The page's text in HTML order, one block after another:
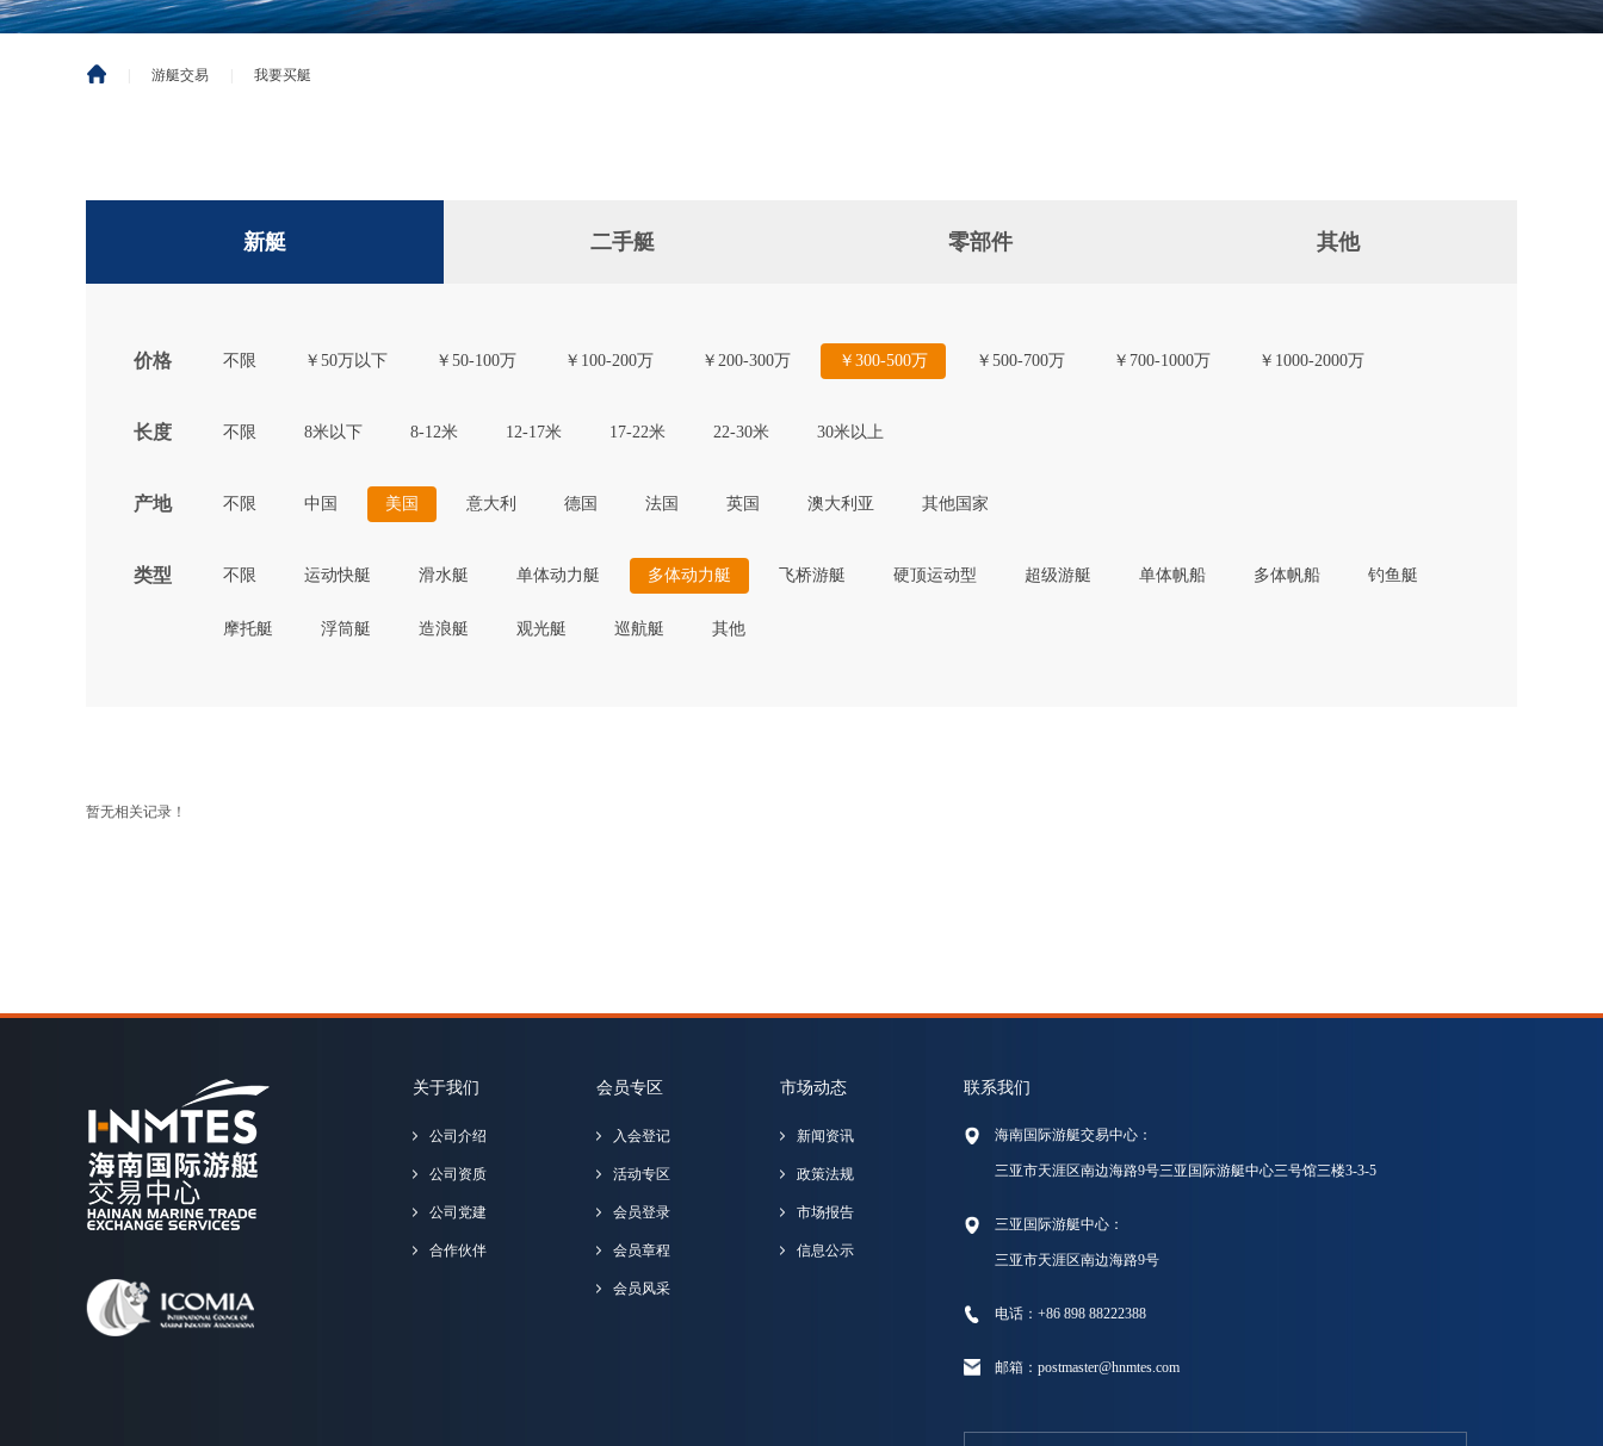
游艇交易 我要买艇
新艇 二手艇 零部件 其他
价格 不限 ￥50万以下 ￥50-100万 ￥100-200万 ￥200-300万 ￥300-500万 ￥500-700万 ￥700-1000万 ￥1000-2000万
长度 不限 8米以下 8-12米 12-17米 17-22米 22-30米 30米以上
产地 不限 中国 美国 意大利 德国 法国 英国 澳大利亚 其他国家
类型 不限 运动快艇 滑水艇 单体动力艇 多体动力艇 飞桥游艇 硬顶运动型 超级游艇 单体帆船 多体帆船 钓鱼艇
摩托艇 浮筒艇 造浪艇 观光艇 巡航艇 其他
暂无相关记录！
关于我们
公司介绍
公司资质
公司党建
合作伙伴
会员专区
入会登记
活动专区
会员登录
会员章程
会员风采
市场动态
新闻资讯
政策法规
市场报告
信息公示
联系我们
海南国际游艇交易中心：
三亚市天涯区南边海路9号三亚国际游艇中心三号馆三楼3-3-5
三亚国际游艇中心：
三亚市天涯区南边海路9号
电话：+86 898 88222388
邮箱：postmaster@hnmtes.com